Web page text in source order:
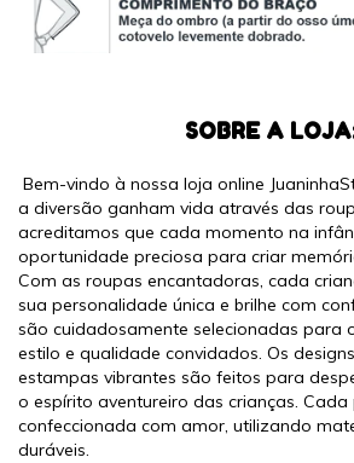
SOBRE A
Bem-vindo à nossa loja online
a diversão ganham vida através das
acreditamos que cada momento na
oportunidade preciosa para criar
Com as roupas encantadoras, cada
sua personalidade única e brilhe com
são cuidadosamente selecionadas para
estilo e qualidade convidados. Os
estampas vibrantes são feitos para
o espírito aventureiro das crianças. Cada
confeccionada com amor, utilizando
duráveis.